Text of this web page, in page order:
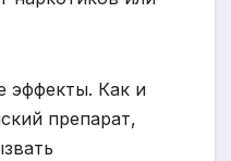
эффекты. Как и
препарат,